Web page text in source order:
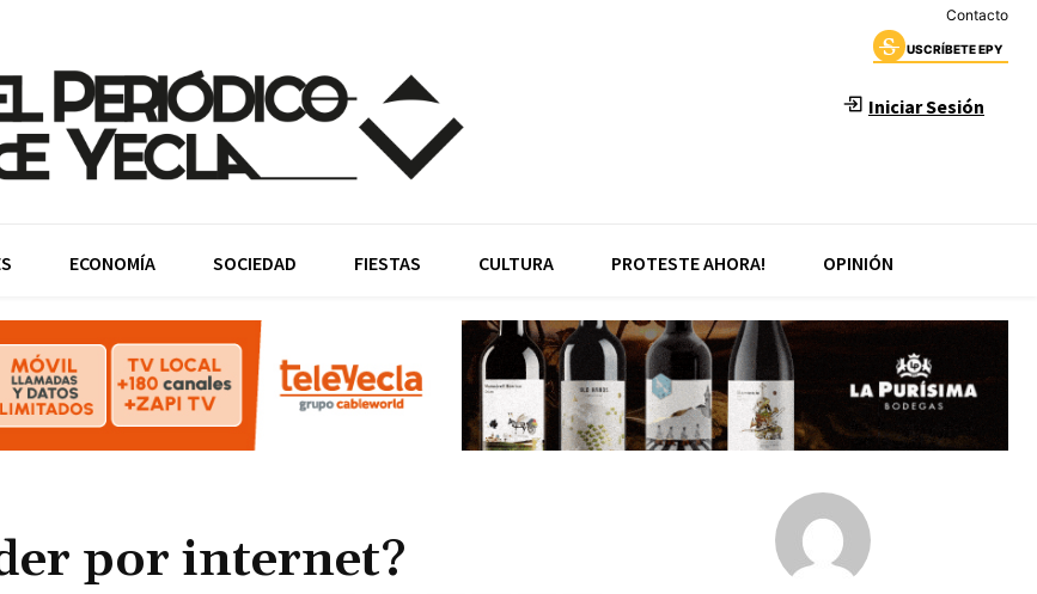
Contacto
USCRÍBETE EPY
Iniciar Sesión
ECONOMÍA SOCIEDAD FIESTAS CULTURA PROTESTE AHORA! OPINIÓN
por internet?